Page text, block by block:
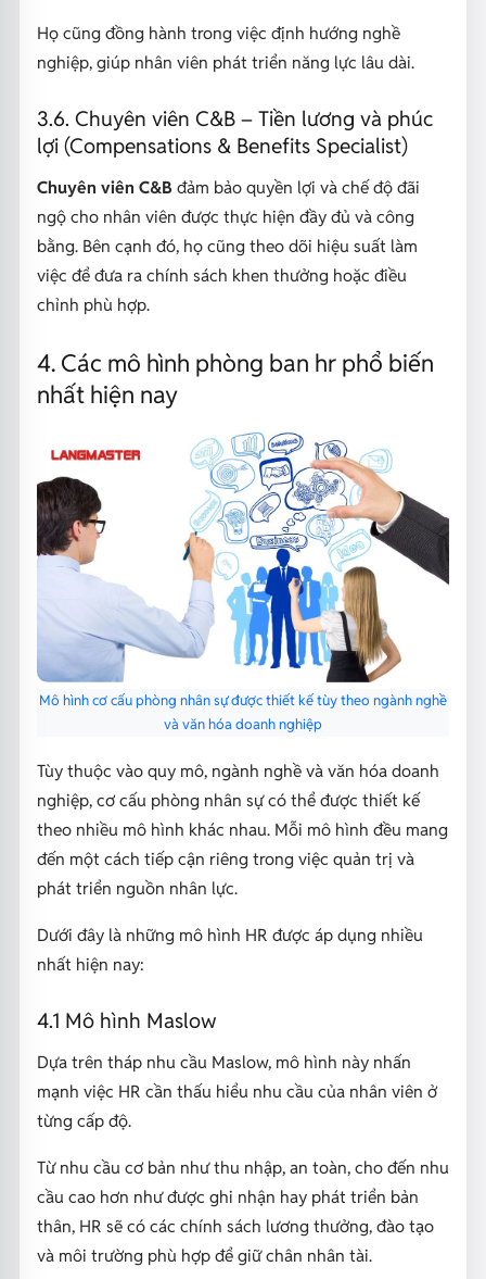
Họ cũng đồng hành trong việc định hướng nghề
nghiệp, giúp nhân viên phát triển năng lực lâu dài.
3.6. Chuyên viên C&B – Tiền lương và phúc
lợi (Compensations & Benefits Specialist)
Chuyên viên C&Bđảm bảo quyền lợi và chế độ đãi
ngộ cho nhân viên được thực hiện đầy đủ và công
bằng. Bên cạnh đó, họ cũng theo dõi hiệu suất làm
việc để đưa ra chính sách khen thưởng hoặc điều
chỉnh phù hợp.
4. Các mô hình phòng ban hr phổ biến
nhất hiện nay
Mô hình cơ cấu phòng nhân sự được thiết kế tùy theo ngành nghề
và văn hóa doanh nghiệp
Tùy thuộc vào quy mô, ngành nghề và văn hóa doanh
nghiệp, cơ cấu phòng nhân sự có thể được thiết kế
theo nhiều mô hình khác nhau. Mỗi mô hình đều mang
đến một cách tiếp cận riêng trong việc quản trị và
phát triển nguồn nhân lực.
Dưới đây là những mô hình HR được áp dụng nhiều
nhất hiện nay:
4.1 Mô hình Maslow
Dựa trên tháp nhu cầu Maslow, mô hình này nhấn
mạnh việc HR cần thấu hiểu nhu cầu của nhân viên ở
từng cấp độ.
Từ nhu cầu cơ bản như thu nhập, an toàn, cho đến nhu
cầu cao hơn như được ghi nhận hay phát triển bản
thân, HR sẽ có các chính sách lương thưởng, đào tạo
và môi trường phù hợp để giữ chân nhân tài.